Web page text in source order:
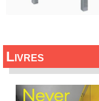
Livres